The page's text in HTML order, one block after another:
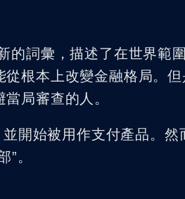
詞彙，描述了在世界範
根本上改變金融格局。
局審查的人。
開始被用作支付產品。然
。